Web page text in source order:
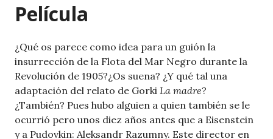
Película
¿Qué os parece como idea para un guión la
insurrección de la Flota del Mar Negro durante la
Revolución de 1905?¿Os suena? ¿Y qué tal una
adaptación del relato de Gorki La madre?
¿También? Pues hubo alguien a quien también se le
ocurrió pero unos diez años antes que a Eisenstein
y a Pudovkin: Aleksandr Razumny. Este director en